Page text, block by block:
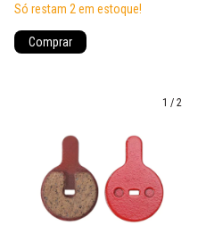
Só restam 2 em estoque!
1 / 2